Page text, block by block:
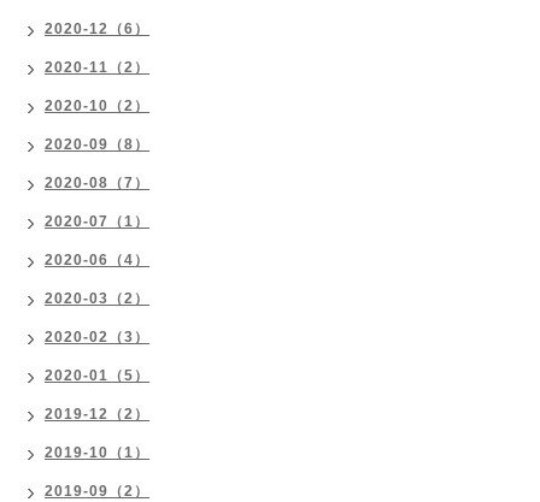
2020-12（6）
2020-11（2）
2020-10（2）
2020-09（8）
2020-08（7）
2020-07（1）
2020-06（4）
2020-03（2）
2020-02（3）
2020-01（5）
2019-12（2）
2019-10（1）
2019-09（2）